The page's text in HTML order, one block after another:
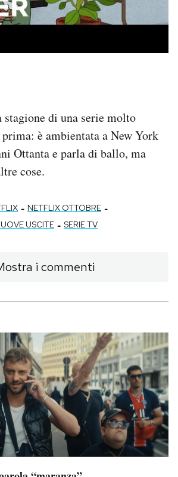
stagione di una serie molto
è ambientata a New York
Ottanta e parla di ballo, ma
cose.
- NETFLIX OTTOBRE -
USCITE - SERIE TV
i commenti